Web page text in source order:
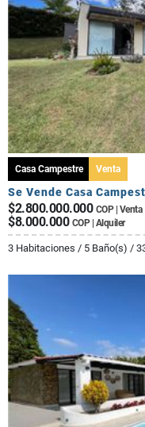
Casa Campestre Venta
Se Vende Casa
$2.800.000.000 COP | Venta
$8.000.000 COP | Alquiler
3 Habitaciones / 5 Baño(s) /